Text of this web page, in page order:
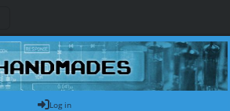
Log in